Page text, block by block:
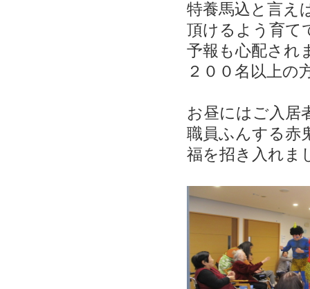
特養馬込と言え
頂けるよう育て
予報も心配され
２００名以上の
お昼にはご入居
職員ふんする赤
福を招き入れま